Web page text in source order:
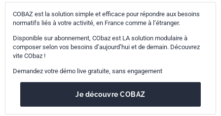
COBAZ est la solution simple et efficace pour répondre aux besoins
normatifs liés à votre activité, en France comme à l’étranger.
Disponible sur abonnement, CObaz est LA solution modulaire à
composer selon vos besoins d’aujourd’hui et de demain. Découvrez
vite CObaz !
Demandez votre démo live gratuite, sans engagement
Je découvre COBAZ